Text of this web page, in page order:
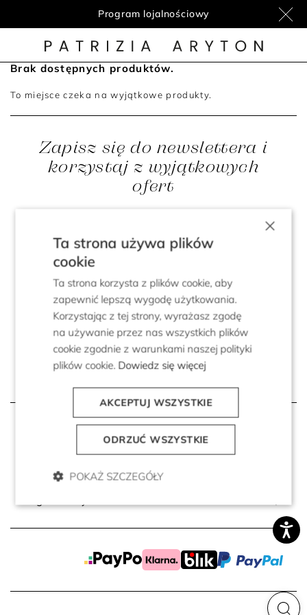
Program lojalnościowy
Brak dostępnych produktów.
To miejsce czeka na wyjątkowe produkty.
Zapisz się do newslettera i
korzystaj z wyjątkowych
ofert
Wyrażam zgodę na otrzymywanie od Aryton e-
sklep spółka z ograniczoną odpowiedzialnością
z siedzibą w Chmielnie informacji handlowych
oraz wykonywanie czynności marketing
bezpośredniego poprzez e-mail oraz SMS, w
zakresie oferowania usług i produktów własnych
oraz produktów oraz informowania o ich
premierach i promocjach.
×
Ta strona używa plików
cookie
Ta strona korzysta z plików cookie, aby
zapewnić lepszą wygodę użytkowania.
Korzystając z tej strony, wyrażasz zgodę
na używanie przez nas wszystkich plików
cookie zgodnie z warunkami naszej polityki
plików cookie. Dowiedz się więcej
AKCEPTUJ WSZYSTKIE
ODRZUĆ WSZYSTKIE
POKAŻ SZCZEGÓŁY